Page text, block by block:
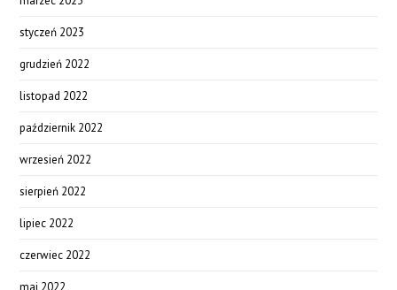
styczeń 2023
grudzień 2022
listopad 2022
październik 2022
wrzesień 2022
sierpień 2022
lipiec 2022
czerwiec 2022
maj 2022